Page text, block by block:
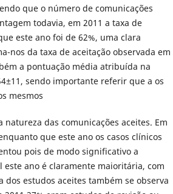
que o número de comunicações
todavia, em 2011 a taxa de
este ano foi de 62%, uma clara
nos da taxa de aceitação observada em
a pontuação média atribuída na
sendo importante referir que a os
mesmos
das comunicações aceites. Em
que este ano os casos clínicos
pois de modo significativo a
ano é claramente maioritária, com
dos estudos aceites também se observa